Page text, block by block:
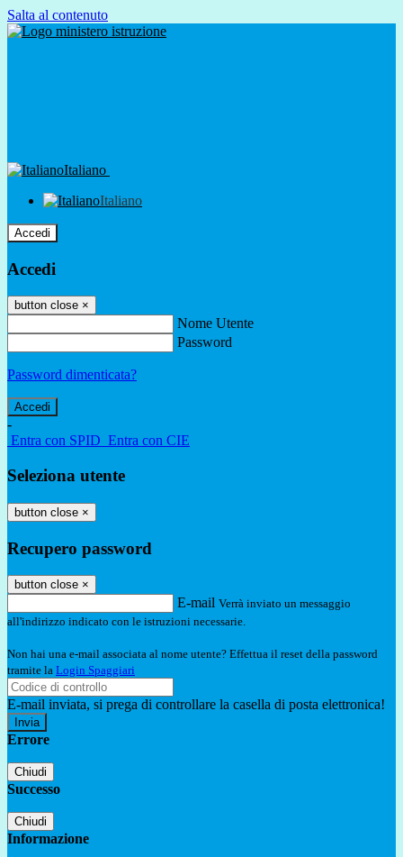
Salta al contenuto
Italiano
Italiano
Accedi
Accedi
button close ×
Nome Utente
Password
Password dimenticata?
-
Entra con SPID Entra con CIE
Seleziona utente
button close ×
Recupero password
button close ×
E-mail Verrà inviato un messaggio
all'indirizzo indicato con le istruzioni necessarie.
Non hai una e-mail associata al nome utente? Effettua il reset della password
tramite la Login Spaggiari
E-mail inviata, si prega di controllare la casella di posta elettronica!
Errore
Chiudi
Successo
Chiudi
Informazione